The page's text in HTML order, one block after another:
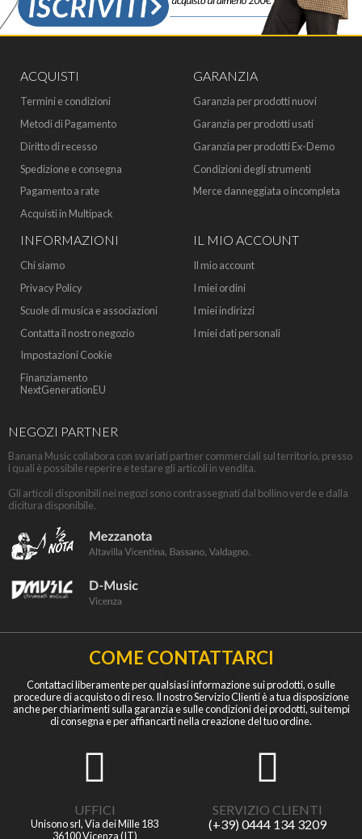
ACQUISTI
Termini e condizioni
Metodi di Pagamento
Diritto di recesso
Spedizione e consegna
Pagamento a rate
Acquisti in Multipack
GARANZIA
Garanzia per prodotti nuovi
Garanzia per prodotti usati
Garanzia per prodotti Ex-Demo
Condizioni degli strumenti
Merce danneggiata o incompleta
INFORMAZIONI
Chi siamo
Privacy Policy
Scuole di musica e associazioni
Contatta il nostro negozio
Impostazioni Cookie
Finanziamento
NextGenerationEU
IL MIO ACCOUNT
Il mio account
I miei ordini
I miei indirizzi
I miei dati personali
NEGOZI PARTNER
Banana Music collabora con svariati partner commerciali sul territorio, presso
i quali è possibile reperire e testare gli articoli in vendita.
Gli articoli disponibili nei negozi sono contrassegnati dal bollino verde e dalla
dicitura disponibile.
COME CONTATTARCI
Contattaci liberamente per qualsiasi informazione sui prodotti, o sulle
procedure di acquisto o di reso. Il nostro Servizio Clienti è a tua disposizione
anche per chiarimenti sulla garanzia e sulle condizioni dei prodotti, sui tempi
di consegna e per affiancarti nella creazione del tuo ordine.
UFFICI
Unisono srl, Via dei Mille 183
36100 Vicenza (IT)
SERVIZIO CLIENTI
(+39) 0444 134 3209